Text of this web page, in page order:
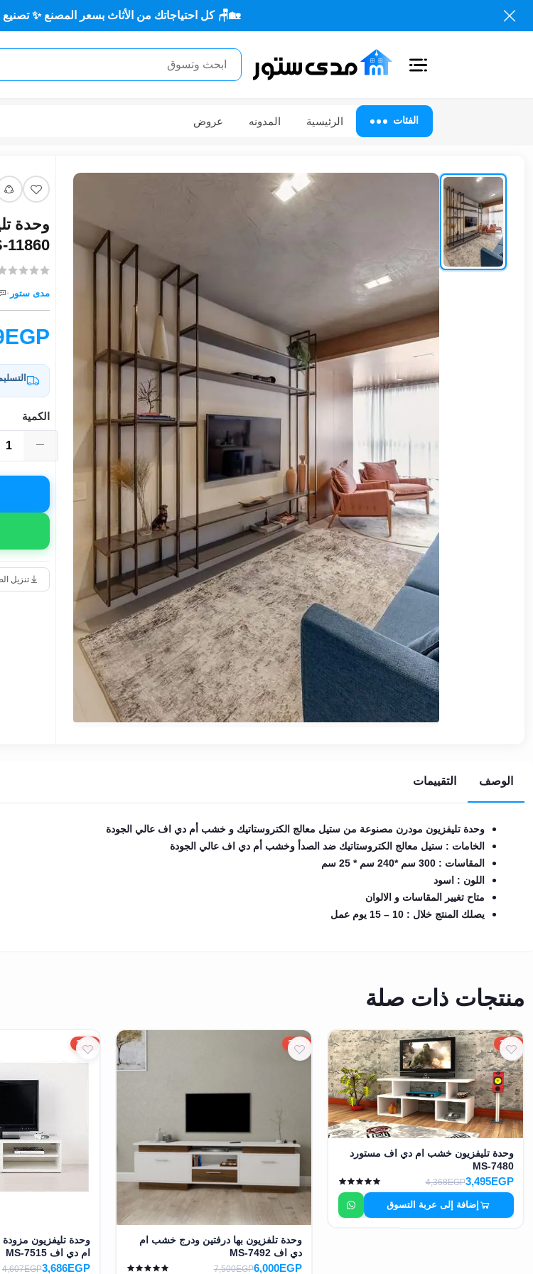
🏡🪑 كل احتياجاتك من الأثاث بسعر المصنع ✨ تصنيع حسب
أثاث
مكتبي
أثاث
منزلي
الفئات الرئيسية المدونه عروض
وحدة
11860
مدى ستور ·
الكمية
تنزيل
الوصف التقييمات
وحدة تليفزيون مودرن مصنوعة من ستيل معالج الكتروستاتيك و خشب أم دي اف عالي الجودة
الخامات : ستيل معالج الكتروستاتيك ضد الصدأ وخشب أم دي اف عالي الجودة
المقاسات : 300 سم *240 سم * 25 سم
اللون : اسود
متاح تغيير المقاسات و الالوان
يصلك المنتج خلال : 10 – 15 يوم عمل
منتجات ذات صلة
20%
وحدة تليفزيون خشب ام دي اف مستورد
MS-7480
3,495EGP
4,368EGP
إضافة إلى عربة التسوق
20%
وحدة تلفزيون بها درفتين ودرج خشب ام
دي اف MS-7492
6,000EGP
7,500EGP
20%
ام دي اف MS-7515
3,686EGP
4,607EGP